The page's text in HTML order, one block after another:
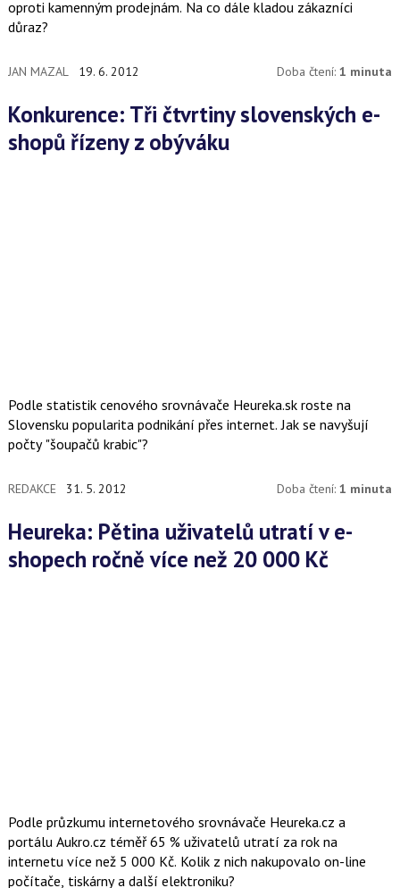
oproti kamenným prodejnám. Na co dále kladou zákazníci
důraz?
JAN MAZAL 19. 6. 2012 Doba čtení:1 minuta
Konkurence: Tři čtvrtiny slovenských e-
shopů řízeny z obýváku
Podle statistik cenového srovnávače Heureka.sk roste na
Slovensku popularita podnikání přes internet. Jak se navyšují
počty "šoupačů krabic"?
REDAKCE 31. 5. 2012 Doba čtení:1 minuta
Heureka: Pětina uživatelů utratí v e-
shopech ročně více než 20 000 Kč
Podle průzkumu internetového srovnávače Heureka.cz a
portálu Aukro.cz téměř 65 % uživatelů utratí za rok na
internetu více než 5 000 Kč. Kolik z nich nakupovalo on-line
počítače, tiskárny a další elektroniku?